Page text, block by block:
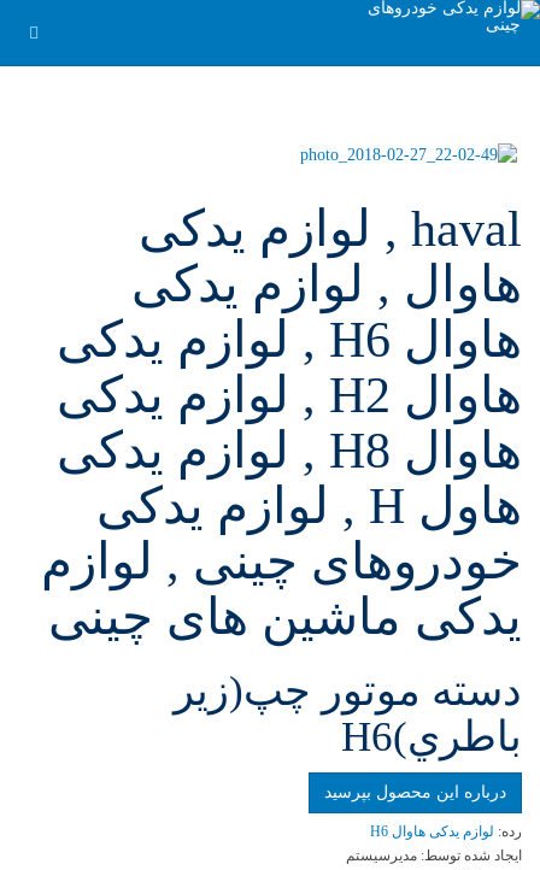
haval , لوازم یدکی
هاوال , لوازم یدکی
هاوال H6 , لوازم یدکی
هاوال H2 , لوازم یدکی
هاوال H8 , لوازم یدکی
هاول H , لوازم یدکی
خودروهای چینی , لوازم
یدکی ماشین های چینی
دسته موتور چپ(زير
باطري)H6
درباره این محصول بپرسید
رده: لوازم یدکی هاوال H6
ایجاد شده توسط: مدیرسیستم